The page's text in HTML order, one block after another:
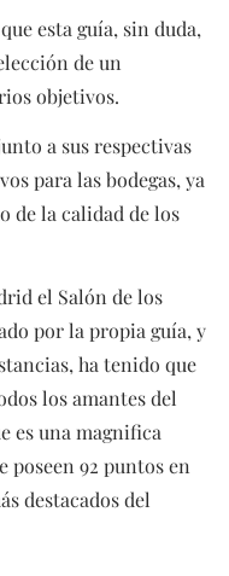
esta guía, sin duda,
de un
objetivos.
a sus respectivas
para las bodegas, ya
de la calidad de los
el Salón de los
por la propia guía, y
ha tenido que
los amantes del
es una magnifica
poseen 92 puntos en
destacados del